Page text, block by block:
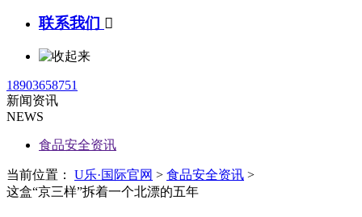
联系我们 
18903658751
新闻资讯
NEWS
食品安全资讯
当前位置： U乐·国际官网 > 食品安全资讯 >
这盒“京三样”拆着一个北漂的五年